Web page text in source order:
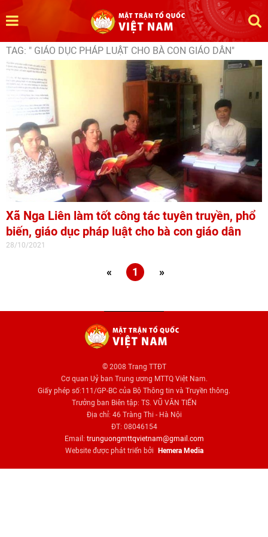
TAG: " GIÁO DỤC PHÁP LUẬT CHO BÀ CON GIÁO DÂN"
Xã Nga Liên làm tốt công tác tuyên truyền, phổ
biến, giáo dục pháp luật cho bà con giáo dân
28/10/2021
« 1 »
© 2008 Trang TTĐT
Cơ quan Uỷ ban Trung ương MTTQ Việt Nam.
Giấy phép số:111/GP-BC của Bộ Thông tin và Truyền thông.
Trưởng ban Biên tập: TS. VŨ VĂN TIẾN
Địa chỉ: 46 Tràng Thi - Hà Nội
ĐT: 08046154
Email: trunguongmttqvietnam@gmail.com
Website được phát triển bởi
Hemera Media